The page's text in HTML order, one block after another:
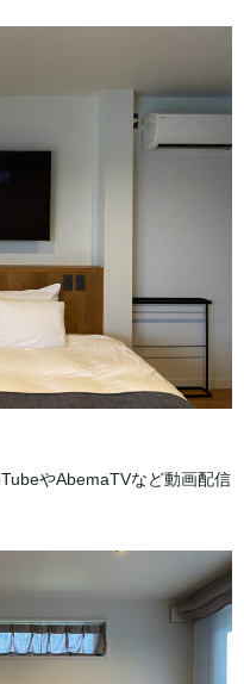
やAbemaTVなど動画配信